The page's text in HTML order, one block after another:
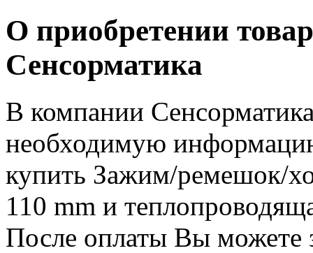
О приобретении
Сенсорматика
В компании
необходимую
купить Зажим/ремешок/
110 mm и
После оплаты Вы можете